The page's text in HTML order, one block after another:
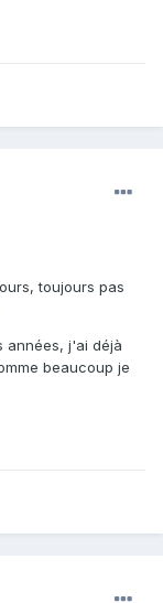
toujours pas
années, j'ai déjà
beaucoup je